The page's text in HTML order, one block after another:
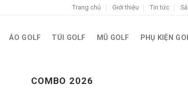
Trang chủ Giới thiệu Tin tức
ÁO GOLF TÚI GOLF MŨ GOLF PHỤ KIỆN
COMBO 2026